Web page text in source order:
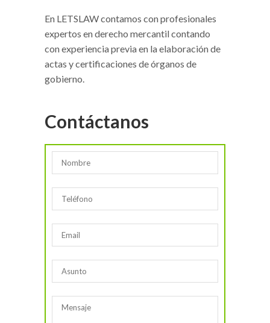
En LETSLAW contamos con profesionales
expertos en derecho mercantil contando
con experiencia previa en la elaboración de
actas y certificaciones de órganos de
gobierno.
Contáctanos